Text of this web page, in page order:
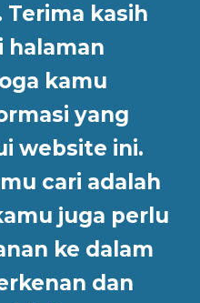
Terima kasih
halaman
kamu
yang
website ini.
cari adalah
juga perlu
ke dalam
dan